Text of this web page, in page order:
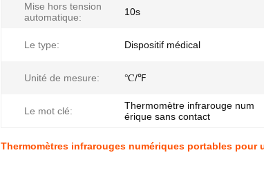
Mise hors tension
automatique:
10s
Le type: Dispositif médical
Unité de mesure: ℃/℉
Le mot clé:
Thermomètre infrarouge num
érique sans contact
Thermomètres infrarouges numériques portables pour